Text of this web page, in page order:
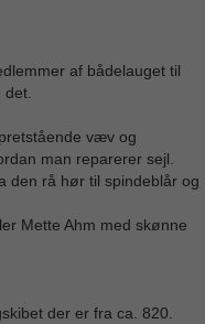
af bådelauget til
væv og
man reparerer sejl.
den rå hør til spindeblår og
Mette Ahm med skønne
der er fra ca. 820.